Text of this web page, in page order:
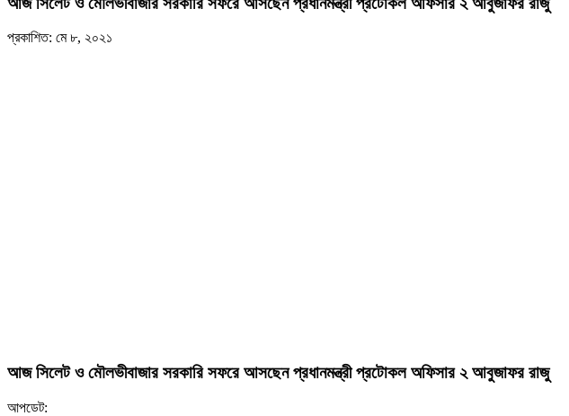
প্রকাশিত: মে ৮, ২০২১
আজ সিলেট ও মৌলভীবাজার সরকারি সফরে আসছেন প্রধানমন্ত্রী প্রটোকল অফিসার ২ আবুজাফর রাজু
আপডেট: